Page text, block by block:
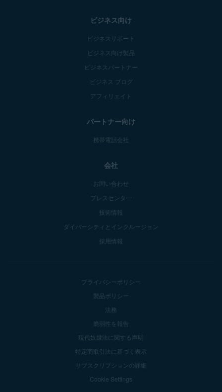
ビジネス向け
ビジネスサポート
ビジネス向け製品
ビジネスパートナー
ビジネス ブログ
アフィリエイト
パートナー向け
携帯電話会社
会社
お問い合わせ
プレスセンター
技術情報
ダイバーシティとインクルージョン
採用情報
プライバシーポリシー
製品ポリシー
法務
脆弱性を報告
現代奴隷法に関する声明
特定商取引法に基づく表示
サブスクリプションの詳細
Cookie Settings